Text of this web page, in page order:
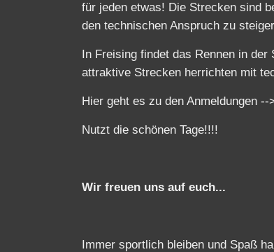
für jeden etwas! Die Strecken sind
den technischen Anspruch zu
In Freising findet das Rennen in der
attraktive Strecken herrichten mit
Hier geht es zu den Anmeldungen --
Nutzt die schönen Tage!!!!
Wir freuen uns auf euch...
Immer sportlich bleiben und Spaß